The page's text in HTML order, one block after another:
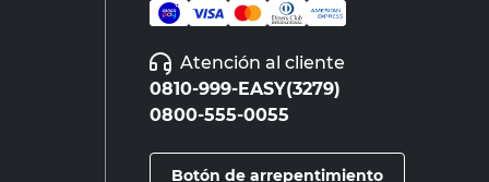
Atención al cliente
0810-999-EASY(3279)
0800-555-0055
Botón de arrepentimiento